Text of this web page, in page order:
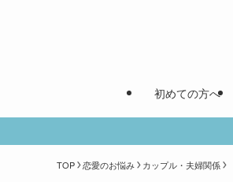
初めての方へ
TOP 恋愛のお悩み カップル・夫婦関係